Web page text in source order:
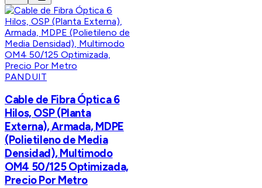
PANDUIT
Cable de Fibra Óptica 6
Hilos, OSP (Planta
Externa), Armada, MDPE
(Polietileno de Media
Densidad), Multimodo
OM4 50/125 Optimizada,
Precio Por Metro